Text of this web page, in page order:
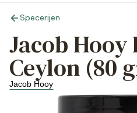
Specerijen
Jacob Hooy
Ceylon (80
Jacob Hooy